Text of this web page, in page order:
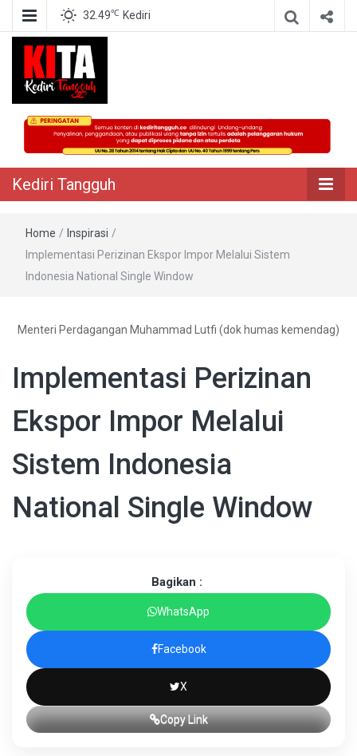
32.49℃ Kediri
Kediri Tangguh
Berita Akurat Terpercaya
Kediri Tangguh
Home / Inspirasi /
Implementasi Perizinan Ekspor Impor Melalui Sistem
Indonesia National Single Window
Menteri Perdagangan Muhammad Lutfi (dok humas kemendag)
Implementasi Perizinan
Ekspor Impor Melalui
Sistem Indonesia
National Single Window
Bagikan :
WhatsApp
Facebook
X
Copy Link